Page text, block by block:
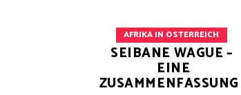
AFRIKA IN OSTERREICH
SEIBANE WAGUE –
EINE
ZUSAMMENFASSUNG